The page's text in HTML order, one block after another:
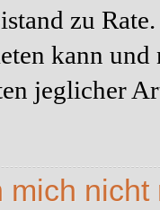
zu
kann
jeglicher
mich nicht